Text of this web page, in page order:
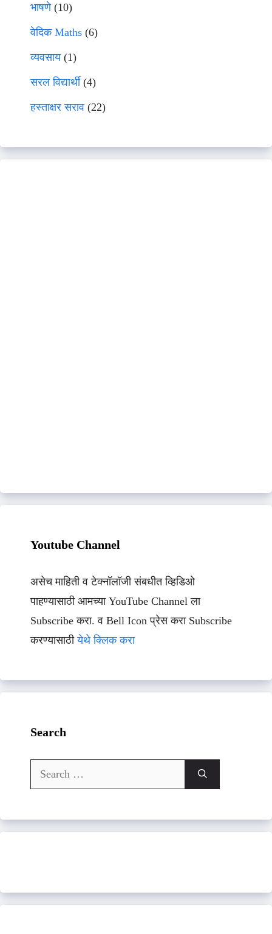
भाषणे(10)
वेदिक Maths (6)
व्यवसाय(1)
सरल विद्यार्थी(4)
हस्ताक्षर सराव (22)
Youtube Channel
असेच माहिती व टेक्नॉलॉजी संबधीत व्हिडिओ
पाहण्यासाठी आमच्या YouTube Channel ला
Subscribe करा. व Bell Icon प्रेस करा Subscribe
करण्यासाठीयेथे क्लिक करा
Search
Search
for: